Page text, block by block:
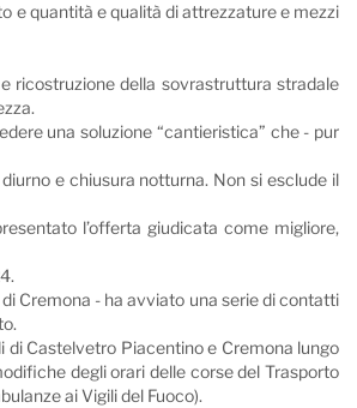
e quantità e qualità di attrezzature e mezzi
ricostruzione della sovrastruttura stradale
una soluzione “cantieristica” che - pur
e chiusura notturna. Non si esclude il
l’offerta giudicata come migliore,
Cremona - ha avviato una serie di contatti
di Castelvetro Piacentino e Cremona lungo
degli orari delle corse del Trasporto
ai Vigili del Fuoco).